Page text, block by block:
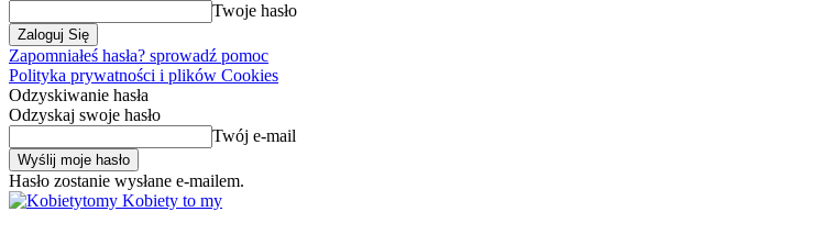
Twoje hasło
Zapomniałeś hasła? sprowadź pomoc
Polityka prywatności i plików Cookies
Odzyskiwanie hasła
Odzyskaj swoje hasło
Twój e-mail
Hasło zostanie wysłane e-mailem.
Kobiety to my